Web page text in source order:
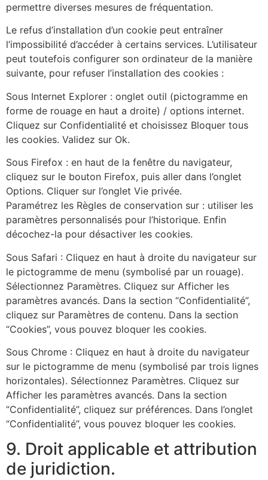
permettre diverses mesures de fréquentation.
Le refus d’installation d’un cookie peut entraîner
l’impossibilité d’accéder à certains services. L’utilisateur
peut toutefois configurer son ordinateur de la manière
suivante, pour refuser l’installation des cookies :
Sous Internet Explorer : onglet outil (pictogramme en
forme de rouage en haut a droite) / options internet.
Cliquez sur Confidentialité et choisissez Bloquer tous
les cookies. Validez sur Ok.
Sous Firefox : en haut de la fenêtre du navigateur,
cliquez sur le bouton Firefox, puis aller dans l’onglet
Options. Cliquer sur l’onglet Vie privée.
Paramétrez les Règles de conservation sur : utiliser les
paramètres personnalisés pour l’historique. Enfin
décochez-la pour désactiver les cookies.
Sous Safari : Cliquez en haut à droite du navigateur sur
le pictogramme de menu (symbolisé par un rouage).
Sélectionnez Paramètres. Cliquez sur Afficher les
paramètres avancés. Dans la section “Confidentialité”,
cliquez sur Paramètres de contenu. Dans la section
“Cookies”, vous pouvez bloquer les cookies.
Sous Chrome : Cliquez en haut à droite du navigateur
sur le pictogramme de menu (symbolisé par trois lignes
horizontales). Sélectionnez Paramètres. Cliquez sur
Afficher les paramètres avancés. Dans la section
“Confidentialité”, cliquez sur préférences. Dans l’onglet
“Confidentialité”, vous pouvez bloquer les cookies.
9. Droit applicable et attribution
de juridiction.